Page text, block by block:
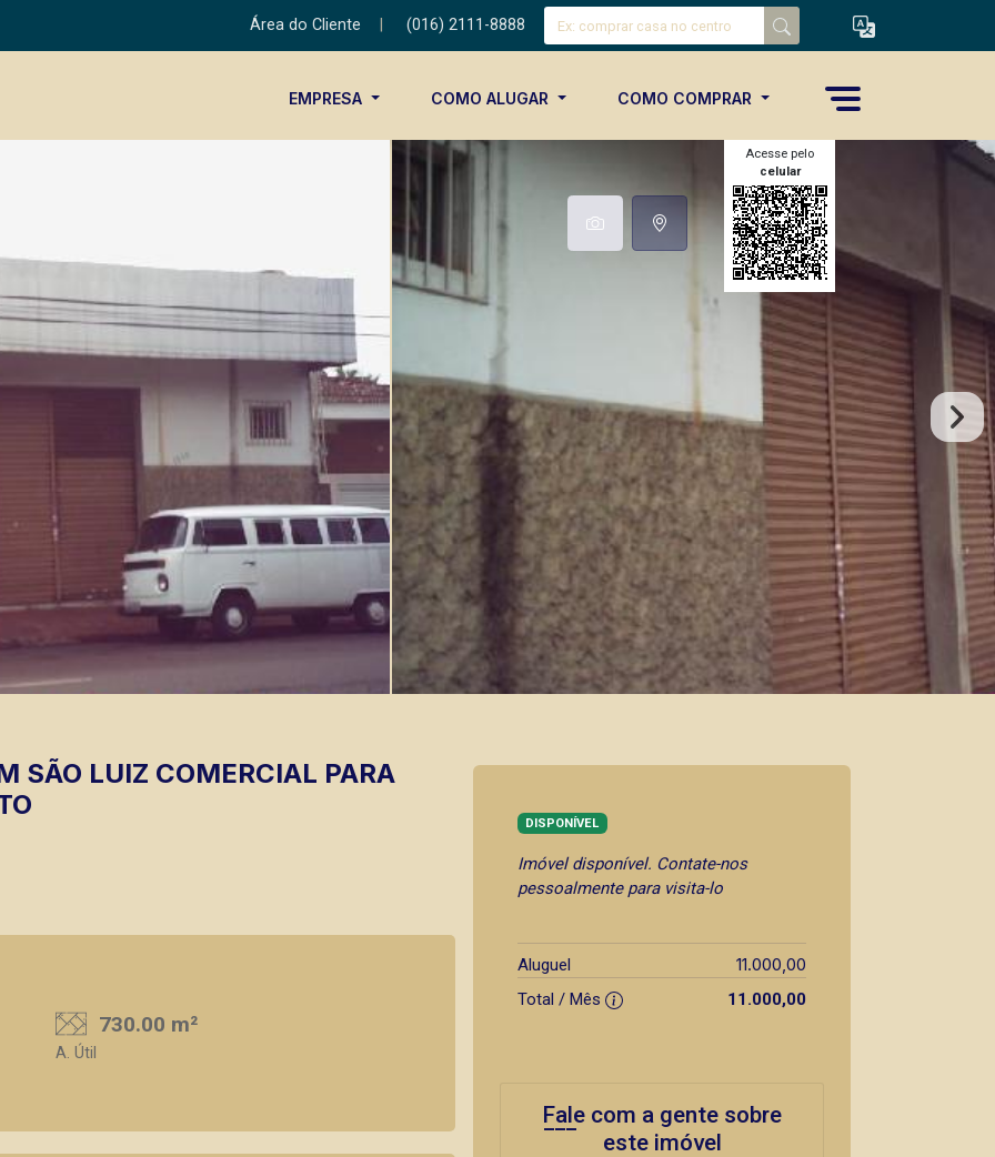
Área do Cliente (016) 2111-8888
EMPRESA COMO ALUGAR COMO COMPRAR
Acesse pelo
celular
SÃO LUIZ COMERCIAL PARA
730.00 m²
A. Útil
DISPONÍVEL
Imóvel disponível. Contate-nos
pessoalmente para visita-lo
Aluguel 11.000,00
Total / Mês 11.000,00
Fale com a gente sobre
este imóvel